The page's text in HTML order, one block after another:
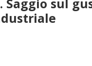
Saggio sul